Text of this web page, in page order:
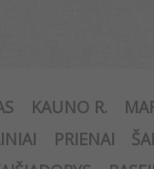
KAUNO R.
PRIENAI